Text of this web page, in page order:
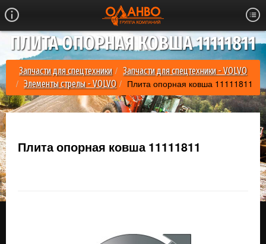
ПЛИТА ОПОРНАЯ КОВША 11111811
Запчасти для спецтехники
Запчасти для спецтехники - VOLVO
Элементы стрелы - VOLVO
Плита опорная ковша 11111811
Плита опорная ковша 11111811